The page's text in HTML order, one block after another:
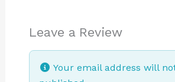
Leave a Review
Your email address will